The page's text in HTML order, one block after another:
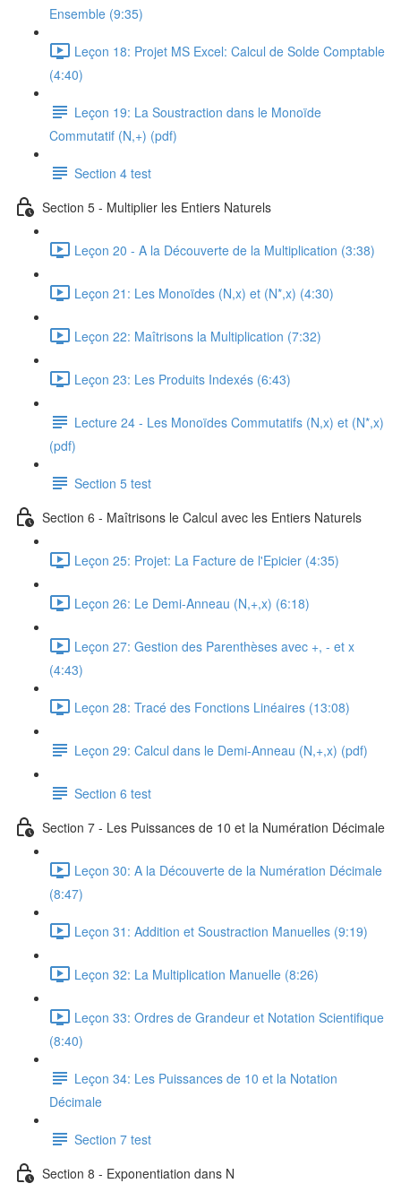
Ensemble (9:35)
Leçon 18: Projet MS Excel: Calcul de Solde Comptable
(4:40)
Leçon 19: La Soustraction dans le Monoïde
Commutatif (N,+) (pdf)
Section 4 test
Section 5 - Multiplier les Entiers Naturels
Leçon 20 - A la Découverte de la Multiplication (3:38)
Leçon 21: Les Monoïdes (N,x) et (N*,x) (4:30)
Leçon 22: Maîtrisons la Multiplication (7:32)
Leçon 23: Les Produits Indexés (6:43)
Lecture 24 - Les Monoïdes Commutatifs (N,x) et (N*,x)
(pdf)
Section 5 test
Section 6 - Maîtrisons le Calcul avec les Entiers Naturels
Leçon 25: Projet: La Facture de l'Epicier (4:35)
Leçon 26: Le Demi-Anneau (N,+,x) (6:18)
Leçon 27: Gestion des Parenthèses avec +, - et x
(4:43)
Leçon 28: Tracé des Fonctions Linéaires (13:08)
Leçon 29: Calcul dans le Demi-Anneau (N,+,x) (pdf)
Section 6 test
Section 7 - Les Puissances de 10 et la Numération Décimale
Leçon 30: A la Découverte de la Numération Décimale
(8:47)
Leçon 31: Addition et Soustraction Manuelles (9:19)
Leçon 32: La Multiplication Manuelle (8:26)
Leçon 33: Ordres de Grandeur et Notation Scientifique
(8:40)
Leçon 34: Les Puissances de 10 et la Notation
Décimale
Section 7 test
Section 8 - Exponentiation dans N